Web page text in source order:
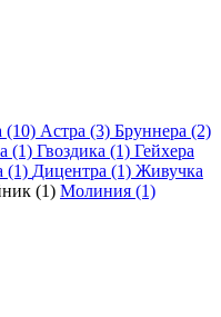
(10) Астра (3) Бруннера (2)
(1) Гвоздика (1) Гейхера
(1) Дицентра (1) Живучка
(1) Молиния (1)